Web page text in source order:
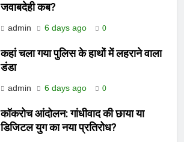
जवाबदेही कब?
admin 6 days ago 0
कहां चला गया पुलिस के हाथों में लहराने वाला
डंडा
admin 6 days ago 0
कॉकरोच आंदोलन: गांधीवाद की छाया या
डिजिटल युग का नया प्रतिरोध?